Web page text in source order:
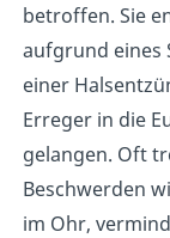
betroffen. Sie
aufgrund eines
einer
Erreger in die
gelangen. Oft
Beschwerden
im Ohr,